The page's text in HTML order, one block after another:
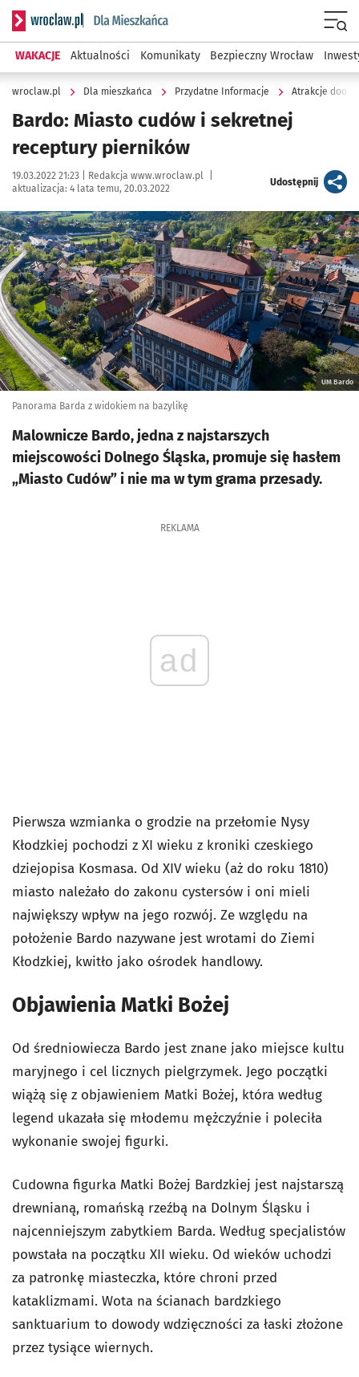
Serwis informacyjny wroclaw.pl podserwis: Dla mieszkańca
WAKACJE Aktualności Komunikaty Bezpieczny Wrocław
wroclaw.pl Dla mieszkańca Przydatne Informacje Atrakcje
Bardo: Miasto cudów i sekretnej
receptury pierników
Data publikacji:
19.03.2022 21:23 | Autor:
Redakcja www.wroclaw.pl
aktualizacja: 4 lata temu, 20.03.2022
Udostępnijartykuł
Kliknij, aby powiększyć
UM Bardo
Panorama Barda z widokiem na bazylikę
Malownicze Bardo, jedna z najstarszych
miejscowości Dolnego Śląska, promuje się hasłem
„Miasto Cudów” i nie ma w tym grama przesady.
REKLAMA
ad
Pierwsza wzmianka o grodzie na przełomie Nysy
Kłodzkiej pochodzi z XI wieku z kroniki czeskiego
dziejopisa Kosmasa. Od XIV wieku (aż do roku 1810)
miasto należało do zakonu cystersów i oni mieli
największy wpływ na jego rozwój. Ze względu na
położenie Bardo nazywane jest wrotami do Ziemi
Kłodzkiej, kwitło jako ośrodek handlowy.
Objawienia Matki Bożej
Od średniowiecza Bardo jest znane jako miejsce kultu
maryjnego i cel licznych pielgrzymek. Jego początki
wiążą się z objawieniem Matki Bożej, która według
legend ukazała się młodemu mężczyźnie i poleciła
wykonanie swojej figurki.
Cudowna figurka Matki Bożej Bardzkiej jest najstarszą
drewnianą, romańską rzeźbą na Dolnym Śląsku i
najcenniejszym zabytkiem Barda. Według specjalistów
powstała na początku XII wieku. Od wieków uchodzi
za patronkę miasteczka, które chroni przed
kataklizmami. Wota na ścianach bardzkiego
sanktuarium to dowody wdzięczności za łaski złożone
przez tysiące wiernych.